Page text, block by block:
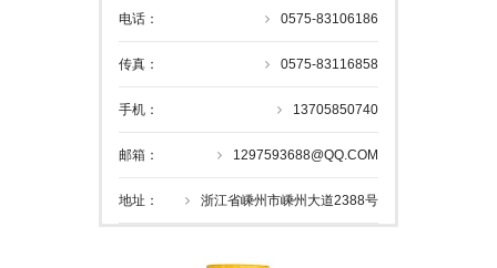
电话： 0575-83106186
传真： 0575-83116858
手机： 13705850740
邮箱： 1297593688@QQ.COM
地址： 浙江省嵊州市嵊州大道2388号